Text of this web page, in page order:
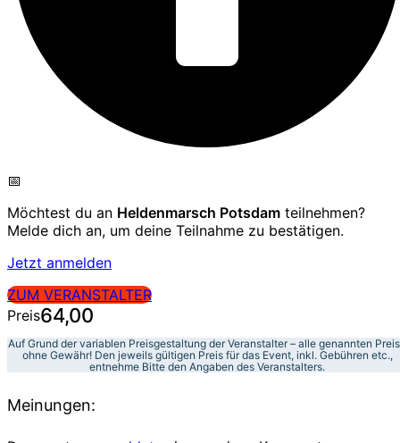
📅
Möchtest du an Heldenmarsch Potsdam teilnehmen?
Melde dich an, um deine Teilnahme zu bestätigen.
Jetzt anmelden
ZUM VERANSTALTER
Preis64,00
Auf Grund der variablen Preisgestaltung der Veranstalter – alle genannten
ohne Gewähr! Den jeweils gültigen Preis für das Event, inkl. Gebühren etc.,
entnehme Bitte den Angaben des Veranstalters.
Meinungen: